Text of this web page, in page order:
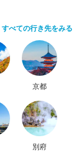
すべての行き先をみる
京都
別府